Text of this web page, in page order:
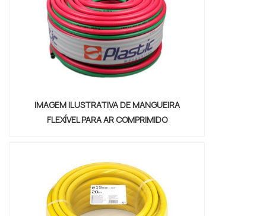
diversas opções d...
IMAGEM ILUSTRATIVA DE MANGUEIRA
FLEXÍVEL PARA AR COMPRIMIDO